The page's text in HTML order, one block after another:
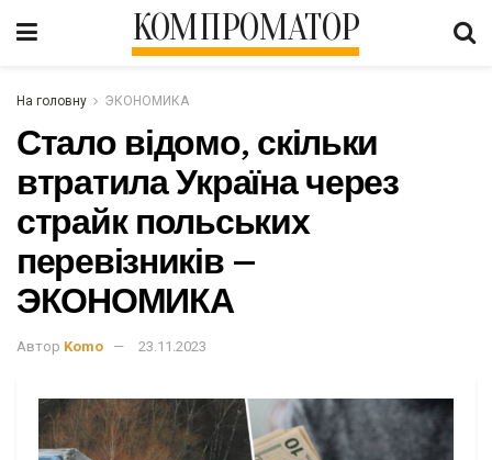
КОМПРОМАТОР
На головну ЭКОНОМИКА
Стало відомо, скільки
втратила Україна через
страйк польських
перевізників –
ЭКОНОМИКА
Автор Komo 23.11.2023